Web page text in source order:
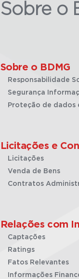
Sobre o
Sobre o BDMG
Responsabilidade
Segurança
Proteção de dados
Licitações e
Licitações
Venda de Bens
Contratos
Relações com
Captações
Ratings
Fatos Relevantes
Informações